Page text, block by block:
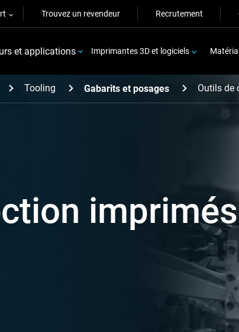
Trouvez un revendeur Recrutement
et applications Imprimantes 3D et logiciels
Tooling Gabarits et posages Outils de